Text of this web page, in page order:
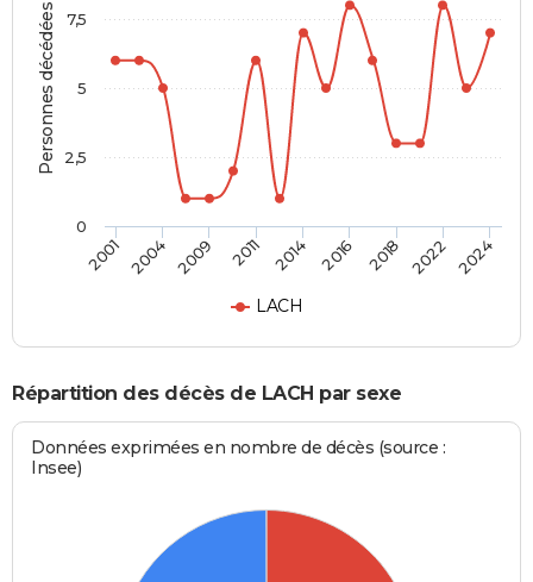
Personnes décédées
LACH
2001 2004 2009 2011 2014 2016 2018 2022 2024
0
2,5
5
7,5
Répartition des décès de LACH par sexe
Données exprimées en nombre de décès (source :
Insee)